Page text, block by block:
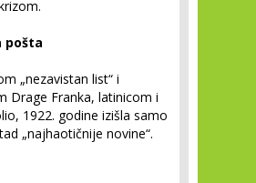
pošta
„nezavistan list“ i
Drage Franka, latinicom i
1922. godine izišla samo
„najhaotičnije novine“.